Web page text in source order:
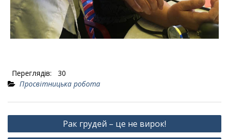
Переглядів:
30
Просвітницька робота
Навігація
записів
Рак грудей – це не вирок!